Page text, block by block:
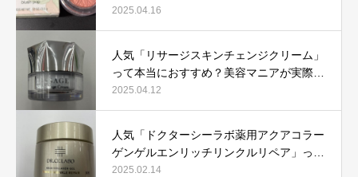
コミを検証！
2025.04.16
人気「リサージスキンチェンジクリーム」
って本当におすすめ？美容マニアが実際使
用して口コミを検証！
2025.04.12
人気「ドクターシーラボ薬用アクアコラー
ゲンゲルエンリッチリンクルリペア」って
本当におすすめ？美容マニアが実際使用し
2025.02.14